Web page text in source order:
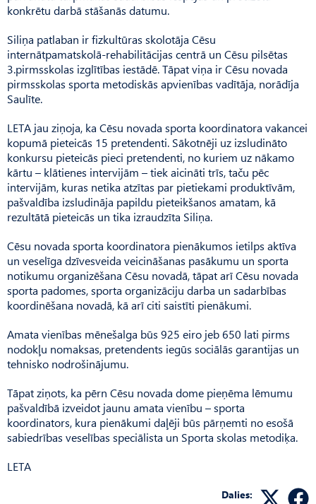
konkrētu darbā stāšanās datumu.
Siliņa patlaban ir fizkultūras skolotāja Cēsu
internātpamatskolā-rehabilitācijas centrā un Cēsu pilsētas
3.pirmsskolas izglītības iestādē. Tāpat viņa ir Cēsu novada
pirmsskolas sporta metodiskās apvienības vadītāja, norādīja
Saulīte.
LETA jau ziņoja, ka Cēsu novada sporta koordinatora vakancei
kopumā pieteicās 15 pretendenti. Sākotnēji uz izsludināto
konkursu pieteicās pieci pretendenti, no kuriem uz nākamo
kārtu – klātienes intervijām – tiek aicināti trīs, taču pēc
intervijām, kuras netika atzītas par pietiekami produktīvām,
pašvaldība izsludināja papildu pieteikšanos amatam, kā
rezultātā pieteicās un tika izraudzīta Siliņa.
Cēsu novada sporta koordinatora pienākumos ietilps aktīva
un veselīga dzīvesveida veicināšanas pasākumu un sporta
notikumu organizēšana Cēsu novadā, tāpat arī Cēsu novada
sporta padomes, sporta organizāciju darba un sadarbības
koordinēšana novadā, kā arī citi saistīti pienākumi.
Amata vienības mēnešalga būs 925 eiro jeb 650 lati pirms
nodokļu nomaksas, pretendents iegūs sociālās garantijas un
tehnisko nodrošinājumu.
Tāpat ziņots, ka pērn Cēsu novada dome pieņēma lēmumu
pašvaldībā izveidot jaunu amata vienību – sporta
koordinators, kura pienākumi daļēji būs pārņemti no esošā
sabiedrības veselības speciālista un Sporta skolas metodiķa.
LETA
Dalies: